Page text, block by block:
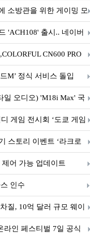
소방관을 위한 게이밍 모
'ACH108' 출시.. 네이버
CN600 PRO
M’ 정식 서비스 돌입
일 오디오) 'M18i Max' 국
게임 전시회 ‘도쿄 게임
스토리 이벤트 ‘라크로
실시!
어 가능 업데이트
인수
질, 10억 달러 규모 웨이
라인 페스티벌 7일 공식